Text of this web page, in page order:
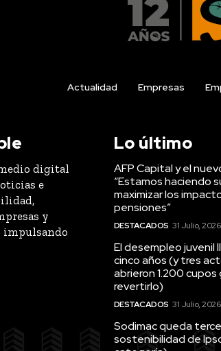
Actualidad Empresas
digital
e
y
impulsando
Lo último
AFP Capital y el
“Estamos haciendo
maximizar los
pensiones”
DESTACADOS 31 Julio, 2026
El desempleo juvenil
cinco años (y tres
abrieron 1.200
revertirlo)
DESTACADOS 31 Julio, 2026
Sodimac queda
sostenibilidad de